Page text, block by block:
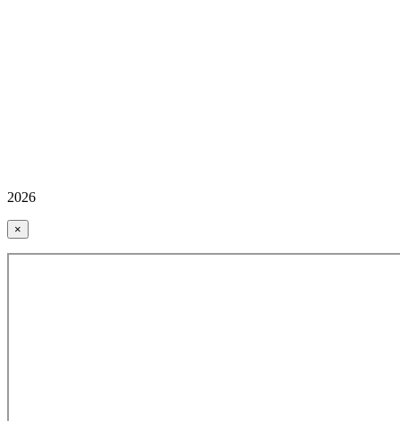
2026
×